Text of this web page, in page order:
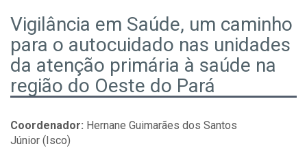
Vigilância em Saúde, um caminho
para o autocuidado nas unidades
da atenção primária à saúde na
região do Oeste do Pará
Coordenador: Hernane Guimarães dos Santos
Júnior (Isco)